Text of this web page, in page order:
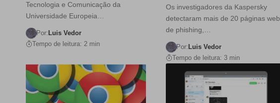
Tecnologia e Comunicação da
Universidade Europeia…
Por: Luis Vedor
Tempo de leitura: 2 min
Os investigadores da Kaspersky
detectaram mais de 20 páginas web
de phishing,…
Por: Luis Vedor
Tempo de leitura: 3 min